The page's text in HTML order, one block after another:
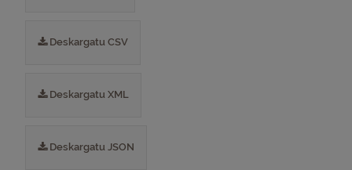
Deskargatu CSV
Deskargatu XML
Deskargatu JSON